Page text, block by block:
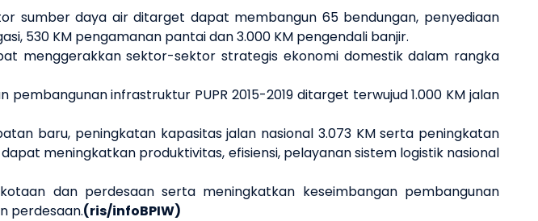
sumber daya air ditarget dapat membangun 65 bendungan, penyediaan
530 KM pengamanan pantai dan 3.000 KM pengendali banjir.
menggerakkan sektor-sektor strategis ekonomi domestik dalam rangka
infrastruktur PUPR 2015-2019 ditarget terwujud 1.000 KM jalan
baru, peningkatan kapasitas jalan nasional 3.073 KM serta peningkatan
meningkatkan produktivitas, efisiensi, pelayanan sistem logistik nasional
dan perdesaan serta meningkatkan keseimbangan pembangunan
perdesaan.(ris/infoBPIW)